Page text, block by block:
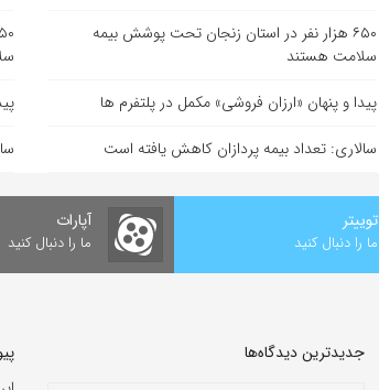
۶۵۰ هزار نفر در استان زنجان تحت پوشش بیمه
سلامت هستند
پیدا و پنهان «ارزان فروشی» مکمل در پلتفرم ها
سالاری: تعداد بیمه پردازان کاهش یافته است
آپارات
ما را دنبال کنید
توییتر
ما را دنبال کنید
جدیدترین دیدگاه‌‌ها